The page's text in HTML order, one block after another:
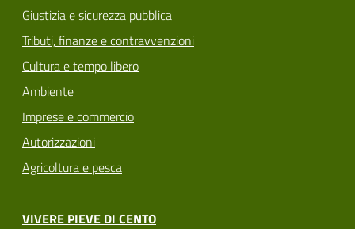
Giustizia e sicurezza pubblica
Tributi, finanze e contravvenzioni
Cultura e tempo libero
Ambiente
Imprese e commercio
Autorizzazioni
Agricoltura e pesca
VIVERE PIEVE DI CENTO